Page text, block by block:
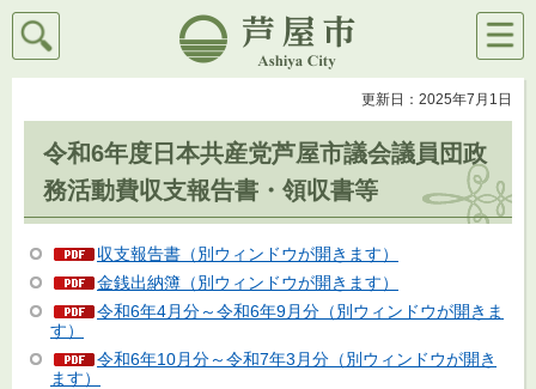
芦屋市
検索
メニ
ュー
更新日：2025年7月1日
令和6年度日本共産党芦屋市議会議員団政
務活動費収支報告書・領収書等
収支報告書（別ウィンドウが開きます）
金銭出納簿（別ウィンドウが開きます）
令和6年4月分～令和6年9月分（別ウィンドウが開きま
す）
令和6年10月分～令和7年3月分（別ウィンドウが開き
ます）